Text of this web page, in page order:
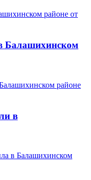
от
Балашихинском
в